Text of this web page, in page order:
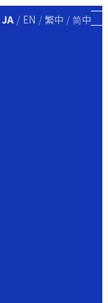
JA / EN / 繁中 / 简中